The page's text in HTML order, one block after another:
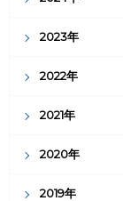
2023年
2022年
2021年
2020年
2019年